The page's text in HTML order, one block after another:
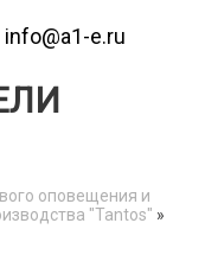
info@a1-e.ru
оповещения и
"Tantos" »